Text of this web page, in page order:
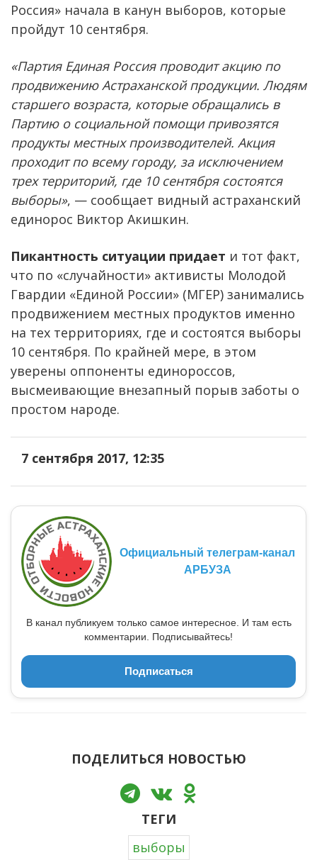
Россия» начала в канун выборов, которые
пройдут 10 сентября.
«Партия Единая Россия проводит акцию по
продвижению Астраханской продукции. Людям
старшего возраста, которые обращались в
Партию о социальной помощи привозятся
продукты местных производителей. Акция
проходит по всему городу, за исключением
трех территорий, где 10 сентября состоятся
выборы», — сообщает видный астраханский
единорос Виктор Акишкин.
Пикантность ситуации придает и тот факт,
что по «случайности» активисты Молодой
Гвардии «Единой России» (МГЕР) занимались
продвижением местных продуктов именно
на тех территориях, где и состоятся выборы
10 сентября. По крайней мере, в этом
уверены оппоненты единороссов,
высмеивающие внезапный порыв заботы о
простом народе.
7 сентября 2017, 12:35
Официальный телеграм-канал
АРБУЗА
В канал публикуем только самое интересное. И там есть
комментарии. Подписывайтесь!
Подписаться
ПОДЕЛИТЬСЯ НОВОСТЬЮ
ТЕГИ
выборы